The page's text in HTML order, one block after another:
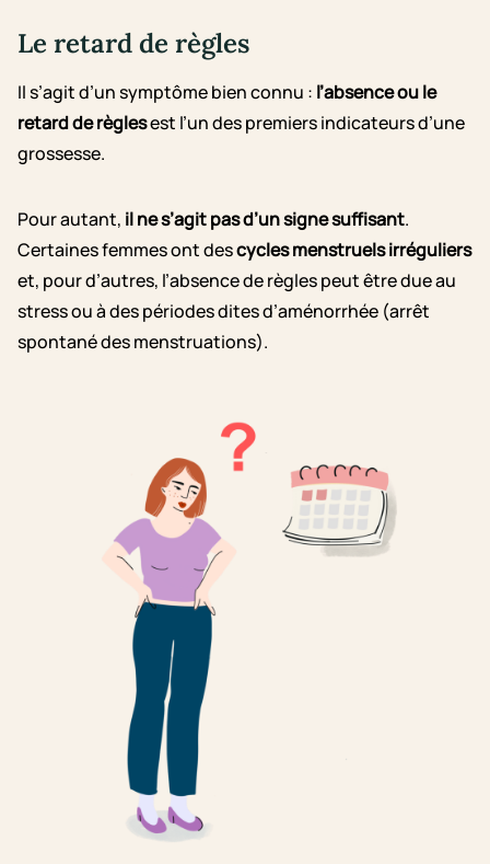
Le retard de règles
Il s’agit d’un symptôme bien connu : l’absence ou le
retard de règlesest l’un des premiers indicateurs d’une
grossesse.
Pour autant, il ne s’agit pas d’un signe suffisant.
Certaines femmes ont descycles menstruels irréguliers
et, pour d’autres, l’absence de règles peut être due au
stress ou à des périodes dites d’aménorrhée (arrêt
spontané des menstruations).